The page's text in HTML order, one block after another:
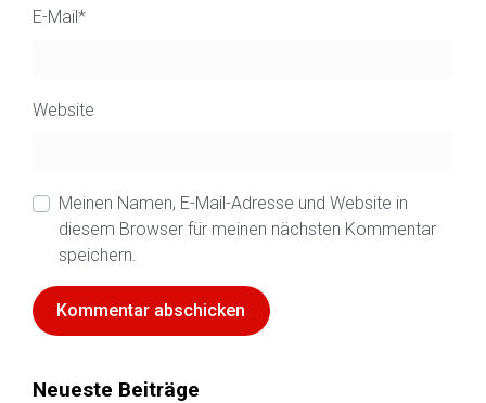
E-Mail*
Website
Meinen Namen, E-Mail-Adresse und Website in
diesem Browser für meinen nächsten Kommentar
speichern.
Neueste Beiträge